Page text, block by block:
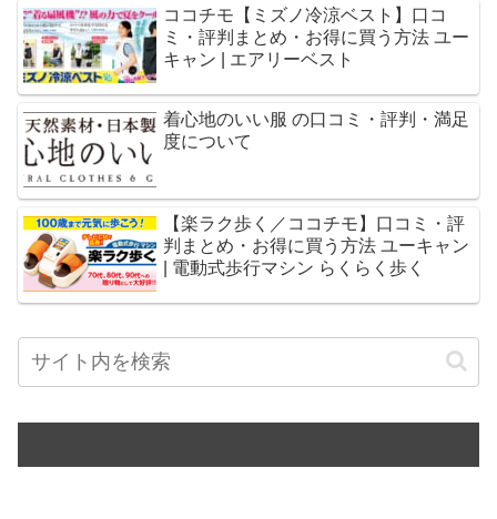
ココチモ【ミズノ冷涼ベスト】口コ
ミ・評判まとめ・お得に買う方法 ユー
キャン | エアリーベスト
着心地のいい服 の口コミ・評判・満足
度について
【楽ラク歩く／ココチモ】口コミ・評
判まとめ・お得に買う方法 ユーキャン
| 電動式歩行マシン らくらく歩く